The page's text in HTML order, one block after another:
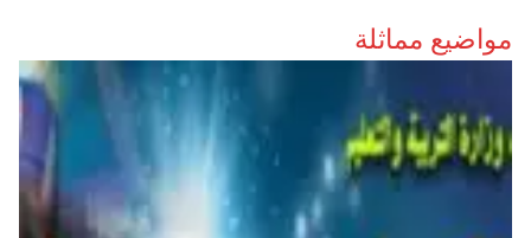
مواضيع مماثلة